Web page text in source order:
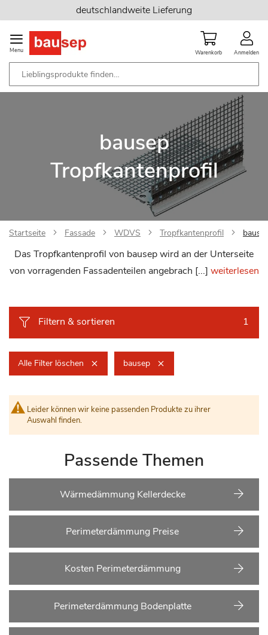
Inhalt
springen
deutschlandweite Lieferung
Menu Warenkorb Anmelden
bausep
Tropfkantenprofil
Startseite Fassade WDVS Tropfkantenprofil
Das Tropfkantenprofil von bausep wird an der Unterseite
von vorragenden Fassadenteilen angebrach [...] weiterlesen
Filtern & sortieren 1
Alle Filter löschen bausep
Leider können wir keine passenden Produkte zu ihrer
Auswahl finden.
Passende Themen
Wärmedämmung Kellerdecke
Perimeterdämmung Preise
Kosten Perimeterdämmung
Perimeterdämmung Bodenplatte